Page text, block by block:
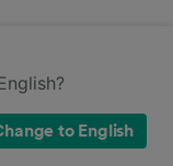
32m
to English